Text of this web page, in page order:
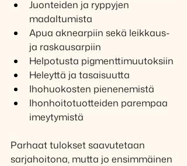
Juonteiden ja ryppyjen
madaltumista
Apua aknearpiin sekä leikkaus-
ja raskausarpiin
Helpotusta pigmenttimuutoksiin
Heleyttä ja tasaisuutta
Ihohuokosten pienenemistä
Ihonhoitotuotteiden parempaa
imeytymistä
Parhaat tulokset saavutetaan
sarjahoitona, mutta jo ensimmäinen